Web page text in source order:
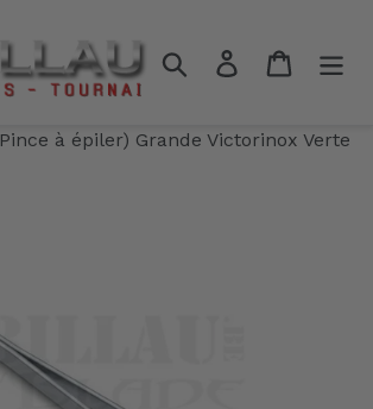
RechercherSe connecter
Panier
à épiler) Grande Victorinox Verte